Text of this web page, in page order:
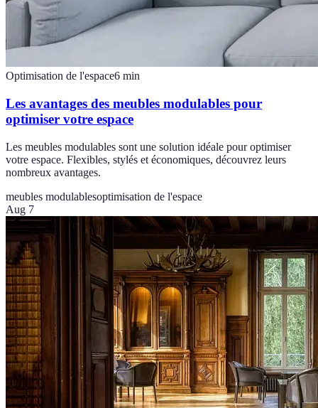
Optimisation de l'espace6 min
Les avantages des meubles modulables pour
optimiser votre espace
Les meubles modulables sont une solution idéale pour optimiser
votre espace. Flexibles, stylés et économiques, découvrez leurs
nombreux avantages.
meubles modulablesoptimisation de l'espace
Aug 7